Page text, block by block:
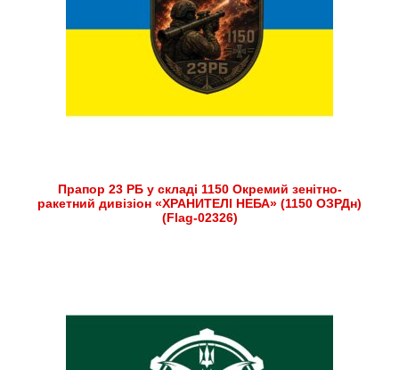
Прапор 23 РБ у складі 1150 Окремий зенітно-
ракетний дивізіон «ХРАНИТЕЛІ НЕБА» (1150 ОЗРДн)
(Flag-02326)